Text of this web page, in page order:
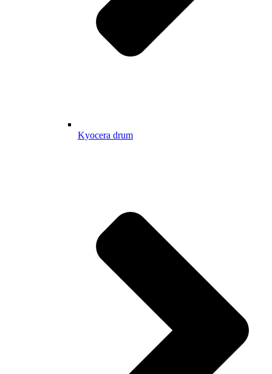
Kyocera drum